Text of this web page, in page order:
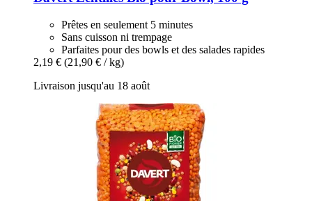
Prêtes en seulement 5 minutes
Sans cuisson ni trempage
Parfaites pour des bowls et des salades rapides
2,19 € (21,90 € / kg)
Livraison jusqu'au 18 août